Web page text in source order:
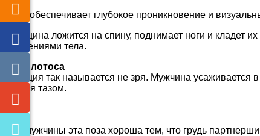
Поза обеспечивает глубокое проникновение и
Женщина ложится на спину, поднимает ноги и кладет
движениями тела.
Поза лотоса
Позиция так называется не зря. Мужчина
двигая тазом.
Для мужчины эта поза хороша тем, что грудь